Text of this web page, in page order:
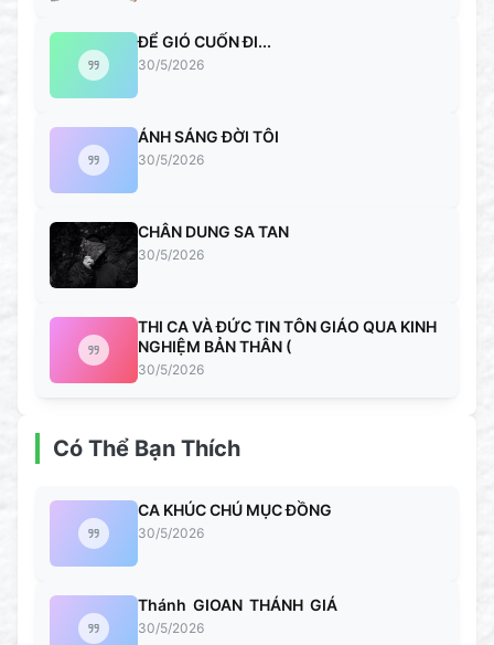
ĐỂ GIÓ CUỐN ĐI...
30/5/2026
ÁNH SÁNG ĐỜI TÔI
30/5/2026
CHÂN DUNG SA TAN
30/5/2026
THI CA VÀ ĐỨC TIN TÔN GIÁO QUA KINH
NGHIỆM BẢN THÂN (
30/5/2026
Có Thể Bạn Thích
CA KHÚC CHÚ MỤC ĐỒNG
30/5/2026
Thánh GIOAN THÁNH GIÁ
30/5/2026